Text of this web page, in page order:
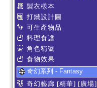
製衣樣本
打鐵設計圖
可生產物品
料理食譜
角色稱號
食物效果
奇幻系列 - Fantasy
奇幻藝廊 [精華] [廣場]